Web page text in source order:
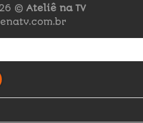
© Ateliê na TV